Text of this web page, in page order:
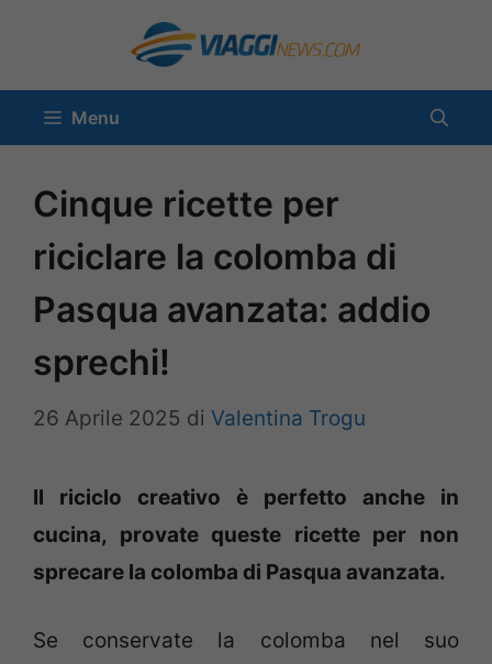
contenuto
Menu
Cinque ricette per
riciclare la colomba di
Pasqua avanzata: addio
sprechi!
26 Aprile 2025 di Valentina Trogu
Il riciclo creativo è perfetto anche in
cucina, provate queste ricette per non
sprecare la colomba di Pasqua avanzata.
Se conservate la colomba nel suo